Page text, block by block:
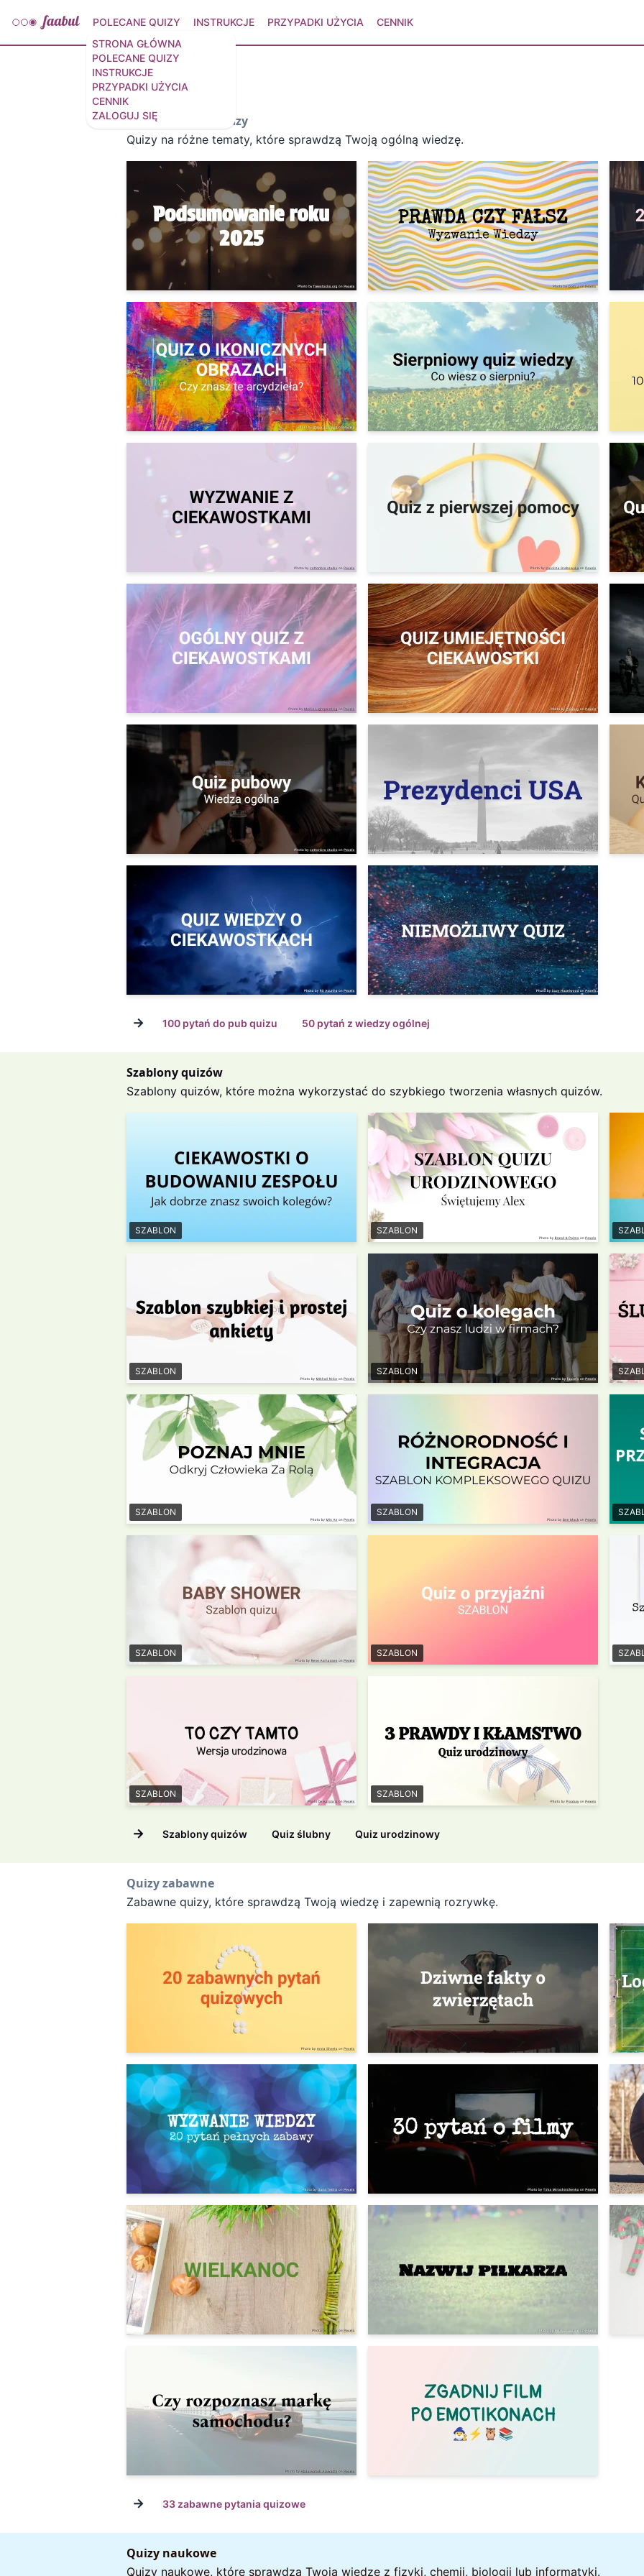
STRONA GŁÓWNA
POLECANE QUIZY
INSTRUKCJE
PRZYPADKI UŻYCIA
CENNIK
ZALOGUJ SIĘ
POLECANE QUIZY INSTRUKCJE PRZYPADKI UŻYCIA CENNIK
Wybrane quizy
Quizy ogólnej wiedzy
Quizy na różne tematy, które sprawdzą Twoją ogólną wiedzę.
→ 100 pytań do pub quizu 50 pytań z wiedzy ogólnej
Szablony quizów
Szablony quizów, które można wykorzystać do szybkiego tworzenia własnych quizów.
SZABLON SZABLON
SZABLON SZABLON
SZABLON SZABLON
SZABLON SZABLON
SZABLON SZABLON
→ Szablony quizów Quiz ślubny Quiz urodzinowy
Quizy zabawne
Zabawne quizy, które sprawdzą Twoją wiedzę i zapewnią rozrywkę.
→ 33 zabawne pytania quizowe
Quizy naukowe
Quizy naukowe, które sprawdzą Twoją wiedzę z fizyki, chemii, biologii lub informatyki.